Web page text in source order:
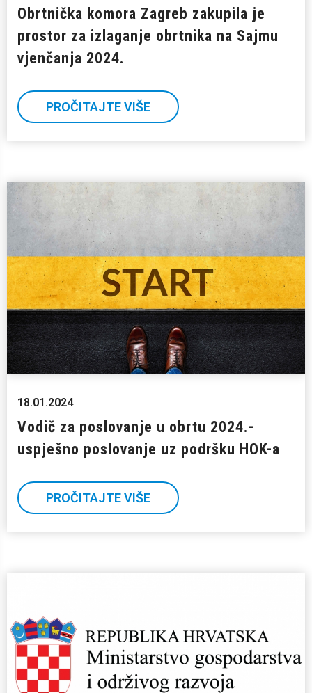
Obrtnička komora Zagreb zakupila je
prostor za izlaganje obrtnika na Sajmu
vjenčanja 2024.
PROČITAJTE VIŠE
18.01.2024
Vodič za poslovanje u obrtu 2024.-
uspješno poslovanje uz podršku HOK-a
PROČITAJTE VIŠE